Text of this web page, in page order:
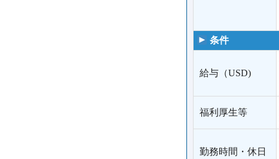
条件
給与（USD)
福利厚生等
勤務時間・休日